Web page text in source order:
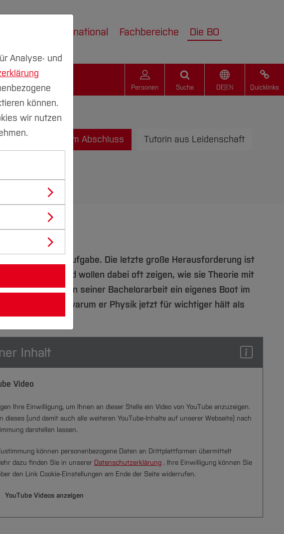
International Fachbereiche Die BO
Personen Suche DE| EN Quicklinks
Ein Boot zum Abschluss Tutorin aus Leidenschaft
großen Aufgabe. Die letzte große Herausforderung ist
bearbeiten und wollen dabei oft zeigen, wie sie Theorie mit
hat im Rahmen seiner Bachelorarbeit ein eigenes Boot im
ist und warum er Physik jetzt für wichtiger hält als
Inhalt
Video
Ihre Einwilligung, um Ihnen an dieser Stelle ein Video von YouTube anzuzeigen.
dieses (und damit auch alle weiteren YouTube-Inhalte auf unserer Webseite) nach
darstellen lassen.
können personenbezogene Daten an Drittplattformen übermittelt
dazu finden Sie in unserer Datenschutzerklärung . Ihre Einwilligung können Sie
den Link Cookie-Einstellungen am Ende der Seite widerrufen.
YouTube Videos anzeigen
Analyse- und
können.
wir nutzen